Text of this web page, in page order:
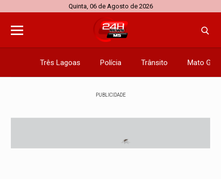
Quinta, 06 de Agosto de 2026
Três Lagoas Polícia Trânsito Mato
PUBLICIDADE